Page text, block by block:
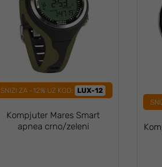
SNIZI ZA -12% UZ KOD: LUX-12
Kompjuter Mares Smart
apnea crno/zeleni